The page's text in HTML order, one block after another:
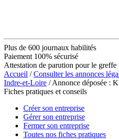
Plus de 600 journaux habilités
Paiement 100% sécurisé
Attestation de parution pour le greffe
Accueil /Consulter les annonces
Indre-et-Loire / Annonce déposée :
Fiches pratiques et conseils
Créer son entreprise
Gérer son entreprise
Fermer son entreprise
Toutes nos fiches pratiques